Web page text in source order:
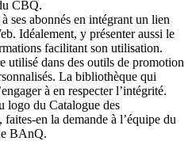
CBQ.
ses abonnés en intégrant un lien
Idéalement, y présenter aussi le
facilitant son utilisation.
utilisé dans des outils de promotion
La bibliothèque qui
à en respecter l’intégrité.
logo du Catalogue des
en la demande à l’équipe du
BAnQ.